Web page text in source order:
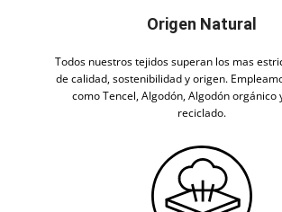
Origen Natural
Todos nuestros tejidos superan los mas
de calidad, sostenibilidad y origen.
como Tencel, Algodón, Algodón orgánico
reciclado.